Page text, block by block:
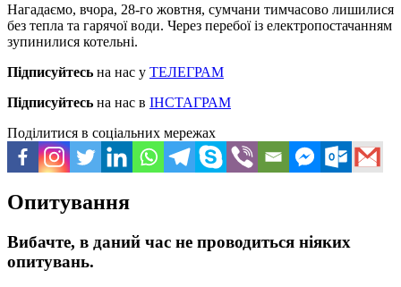
Нагадаємо, вчора, 28-го жовтня, сумчани тимчасово лишилися
без тепла та гарячої води. Через перебої із електропостачанням
зупинилися котельні.
Підписуйтесь на нас у ТЕЛЕГРАМ
Підписуйтесь на нас в ІНСТАГРАМ
Поділитися в соціальних мережах
Опитування
Вибачте, в даний час не проводиться ніяких
опитувань.